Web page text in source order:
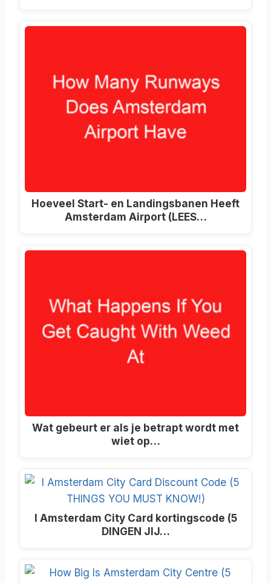
Hoeveel Start- en Landingsbanen Heeft
Amsterdam Airport (LEES…
Wat gebeurt er als je betrapt wordt met
wiet op…
I Amsterdam City Card kortingscode (5
DINGEN JIJ…